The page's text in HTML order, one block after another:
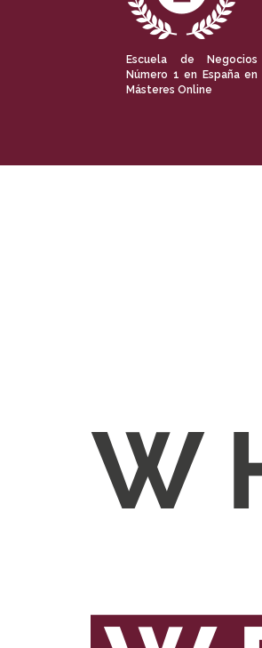
Escuela de Negocios
Número 1 en España en
Másteres Online